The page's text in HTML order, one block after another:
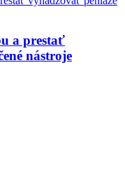
a prestať
nástroje